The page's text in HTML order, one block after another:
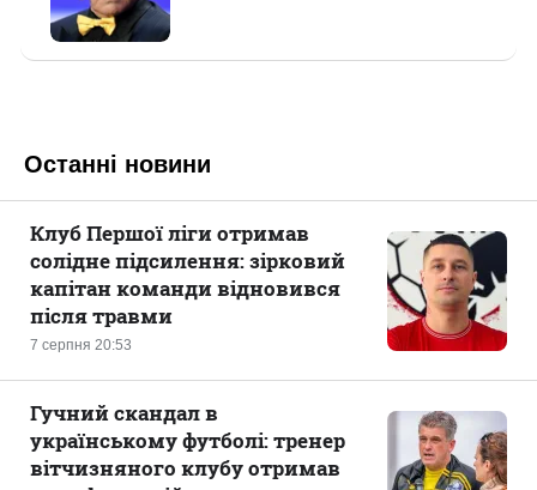
Останні новини
7 серпня 20:53
Клуб Першої ліги отримав
солідне підсилення: зірковий
капітан команди відновився
після травми
Гучний скандал в
українському футболі: тренер
вітчизняного клубу отримав